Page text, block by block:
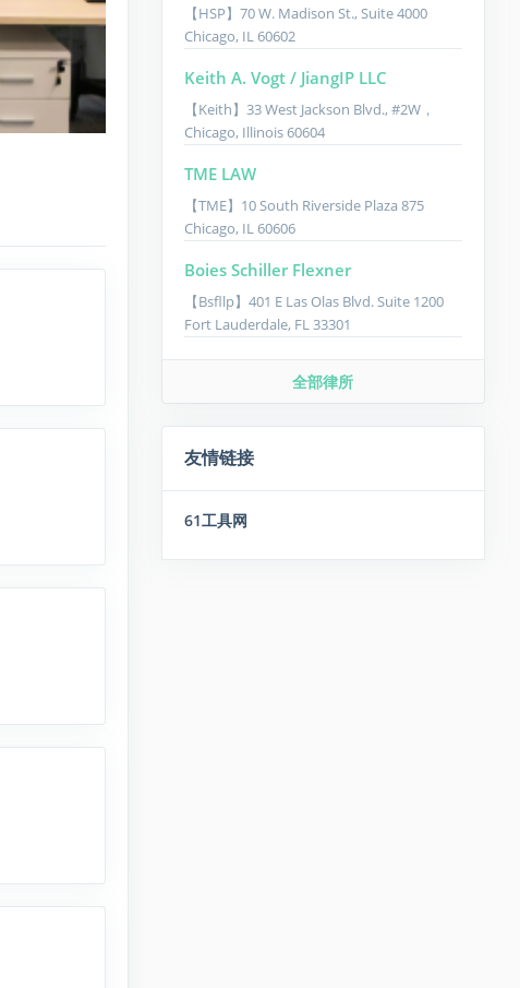
【HSP】70 W. Madison St., Suite 4000​ ​
Chicago, IL 60602
Keith A. Vogt / JiangIP LLC
【Keith】33 West Jackson Blvd., #2W，
Chicago, Illinois 60604
TME LAW
【TME】10 South Riverside Plaza 875
Chicago, IL 60606
Boies Schiller Flexner
【Bsfllp】401 E Las Olas Blvd. Suite 1200
Fort Lauderdale, FL 33301
全部律所
友情链接
61工具网